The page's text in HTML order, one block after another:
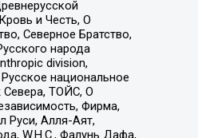
и Честь, О
Северное Братство,
народа
division,
национальное
Севера, ТОЙС, О
Фирма,
Руси, Алля-Аят,
W.H.С., Фалунь Дафа,